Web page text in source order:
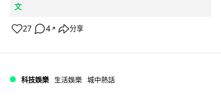
文
27 4 ↗ 分享
科技娛樂 生活娛樂 城中熱話